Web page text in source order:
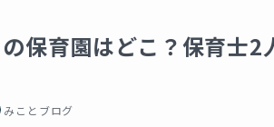
の保育園はどこ？保育士
みことブログ